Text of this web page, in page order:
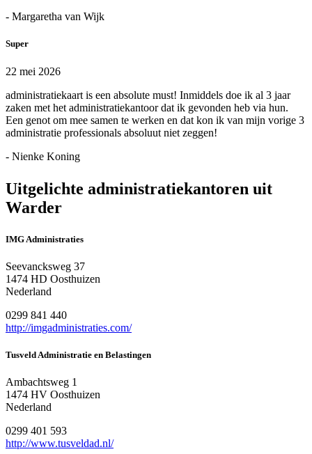
- Margaretha van Wijk
Super
22 mei 2026
administratiekaart is een absolute must! Inmiddels doe ik al 3 jaar
zaken met het administratiekantoor dat ik gevonden heb via hun.
Een genot om mee samen te werken en dat kon ik van mijn vorige 3
administratie professionals absoluut niet zeggen!
- Nienke Koning
Uitgelichte administratiekantoren uit
Warder
IMG Administraties
Seevancksweg 37
1474 HD Oosthuizen
Nederland
0299 841 440
http://imgadministraties.com/
Tusveld Administratie en Belastingen
Ambachtsweg 1
1474 HV Oosthuizen
Nederland
0299 401 593
http://www.tusveldad.nl/